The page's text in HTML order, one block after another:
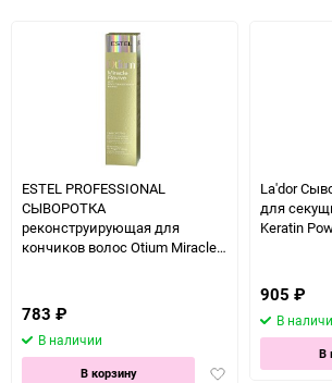
ESTEL PROFESSIONAL
СЫВОРОТКА
реконструирующая для
кончиков волос Otium Miracle
783 ₽
В наличии
Добавить
В корзину
La'dor
для
Keratin
905 ₽
В
В